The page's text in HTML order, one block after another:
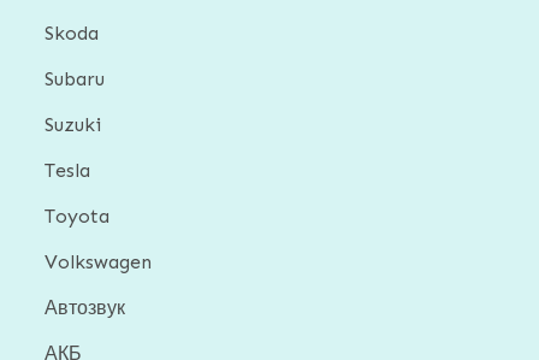
Skoda
Subaru
Suzuki
Tesla
Toyota
Volkswagen
Автозвук
АКБ